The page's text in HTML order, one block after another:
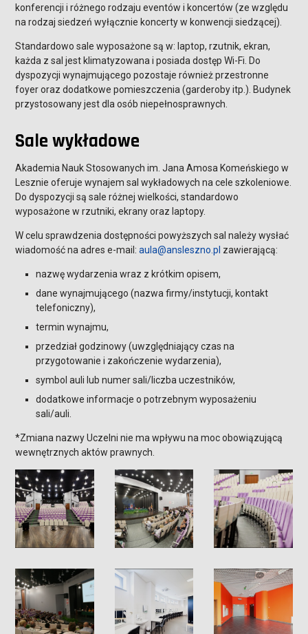
konferencji i różnego rodzaju eventów i koncertów (ze względu
na rodzaj siedzeń wyłącznie koncerty w konwencji siedzącej).
Standardowo sale wyposażone są w: laptop, rzutnik, ekran,
każda z sal jest klimatyzowana i posiada dostęp Wi-Fi. Do
dyspozycji wynajmującego pozostaje również przestronne
foyer oraz dodatkowe pomieszczenia (garderoby itp.). Budynek
przystosowany jest dla osób niepełnosprawnych.
Sale wykładowe
Akademia Nauk Stosowanych im. Jana Amosa Komeńskiego w
Lesznie oferuje wynajem sal wykładowych na cele szkoleniowe.
Do dyspozycji są sale różnej wielkości, standardowo
wyposażone w rzutniki, ekrany oraz laptopy.
W celu sprawdzenia dostępności powyższych sal należy wysłać
wiadomość na adres e-mail:aula@ansleszno.pl zawierającą:
nazwę wydarzenia wraz z krótkim opisem,
dane wynajmującego (nazwa firmy/instytucji, kontakt
telefoniczny),
termin wynajmu,
przedział godzinowy (uwzględniający czas na
przygotowanie i zakończenie wydarzenia),
symbol auli lub numer sali/liczba uczestników,
dodatkowe informacje o potrzebnym wyposażeniu
sali/auli.
*Zmiana nazwy Uczelni nie ma wpływu na moc obowiązującą
wewnętrznych aktów prawnych.